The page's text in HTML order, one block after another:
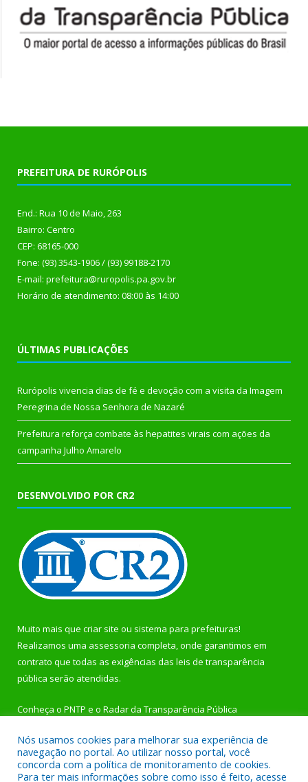
PREFEITURA DE RURÓPOLIS
End.: Rua 10 de Maio, 263
Bairro: Centro
CEP: 68165-000
Fone: (93) 3543-1906 / (93) 99188-2170
E-mail: prefeitura@ruropolis.pa.gov.br
Horário de atendimento: 08:00 às 14:00
ÚLTIMAS PUBLICAÇÕES
Rurópolis vivencia dias de fé e devoção com a visita da Imagem
Peregrina de Nossa Senhora de Nazaré
Prefeitura reforça combate às hepatites virais com ações da
campanha Julho Amarelo
DESENVOLVIDO POR CR2
Muito mais que criar site ou sistema para prefeituras!
Realizamos uma assessoria completa, onde garantimos em
contrato que todas as exigências das leis de transparência
pública serão atendidas.
Conheça o PNTP e o Radar da Transparência Pública
Nós usamos cookies para melhorar sua experiência de
navegação no portal. Ao utilizar nosso portal, você
concorda com a política de monitoramento de cookies.
Para ter mais informações sobre como isso é feito, acesse